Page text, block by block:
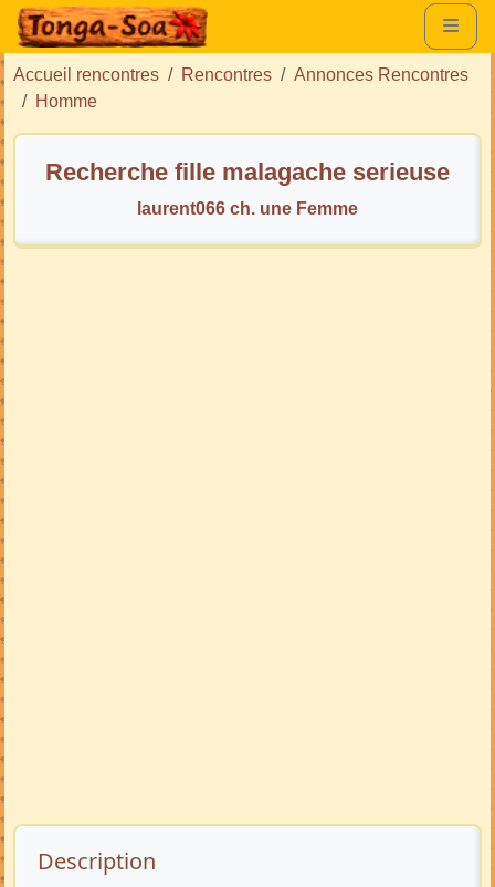
Accueil rencontres Rencontres
Annonces Rencontres
Homme
Recherche fille malagache serieuse
laurent066 ch. une Femme
Description de l’annonce
Description